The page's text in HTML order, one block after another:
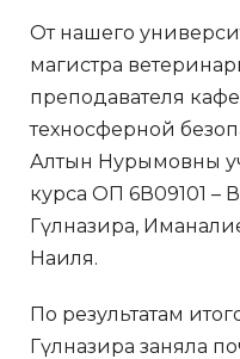
От нашего
магистра
преподавателя
техносферной
Алтын Нурымовны
курса ОП 6В09101 –
Гүлназира,
Наиля.
По результатам
Гүлназира заняла